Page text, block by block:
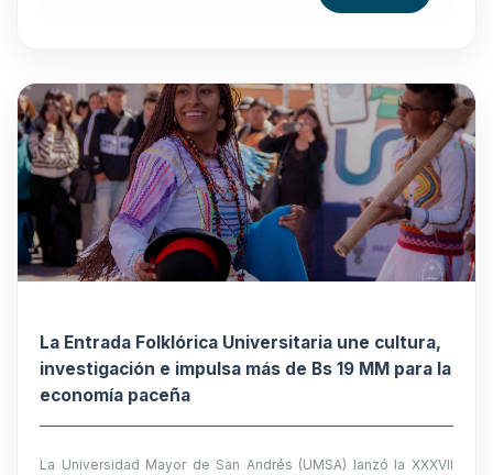
La Entrada Folklórica Universitaria une cultura,
investigación e impulsa más de Bs 19 MM para la
economía paceña
La Universidad Mayor de San Andrés (UMSA) lanzó la XXXVII